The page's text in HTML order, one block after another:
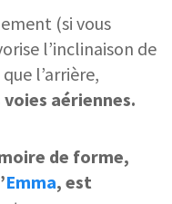
(si vous
l’inclinaison de
l’arrière,
aériennes.
de forme,
Emma, est